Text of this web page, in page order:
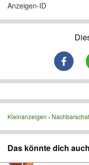
Anzeigen-ID
Kleinanzeigen
Das könnte dich